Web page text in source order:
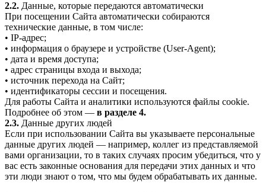
2.2. Данные, которые передаются автоматически
При посещении Сайта автоматически собираются
технические данные, в том числе:
• IP-адрес;
• информация о браузере и устройстве (User-Agent);
• дата и время доступа;
• адрес страницы входа и выхода;
• источник перехода на Сайт;
• идентификаторы сессии и посещения.
Для работы Сайта и аналитики используются файлы cookie.
Подробнее об этом — в разделе 4.
2.3. Данные других людей
Если при использовании Сайта вы указываете персональные
данные других людей — например, коллег из представляемой
вами организации, то в таких случаях просим убедиться, что у
вас есть законные основания для передачи этих данных и что
эти люди знают о том, что мы будем обрабатывать их данные.